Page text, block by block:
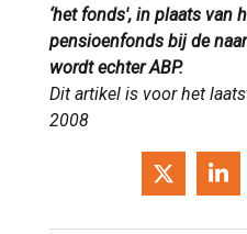
‘het fonds', in plaats van
pensioenfonds bij de
wordt echter ABP.
Dit artikel is voor het
2008